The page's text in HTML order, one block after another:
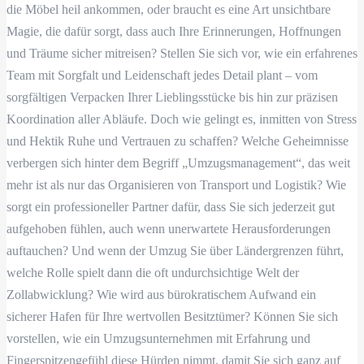
die Möbel heil ankommen, oder braucht es eine Art unsichtbare
Magie, die dafür sorgt, dass auch Ihre Erinnerungen, Hoffnungen
und Träume sicher mitreisen? Stellen Sie sich vor, wie ein erfahrenes
Team mit Sorgfalt und Leidenschaft jedes Detail plant – vom
sorgfältigen Verpacken Ihrer Lieblingsstücke bis hin zur präzisen
Koordination aller Abläufe. Doch wie gelingt es, inmitten von Stress
und Hektik Ruhe und Vertrauen zu schaffen? Welche Geheimnisse
verbergen sich hinter dem Begriff „Umzugsmanagement“, das weit
mehr ist als nur das Organisieren von Transport und Logistik? Wie
sorgt ein professioneller Partner dafür, dass Sie sich jederzeit gut
aufgehoben fühlen, auch wenn unerwartete Herausforderungen
auftauchen? Und wenn der Umzug Sie über Ländergrenzen führt,
welche Rolle spielt dann die oft undurchsichtige Welt der
Zollabwicklung? Wie wird aus bürokratischem Aufwand ein
sicherer Hafen für Ihre wertvollen Besitztümer? Können Sie sich
vorstellen, wie ein Umzugsunternehmen mit Erfahrung und
Fingerspitzengefühl diese Hürden nimmt, damit Sie sich ganz auf